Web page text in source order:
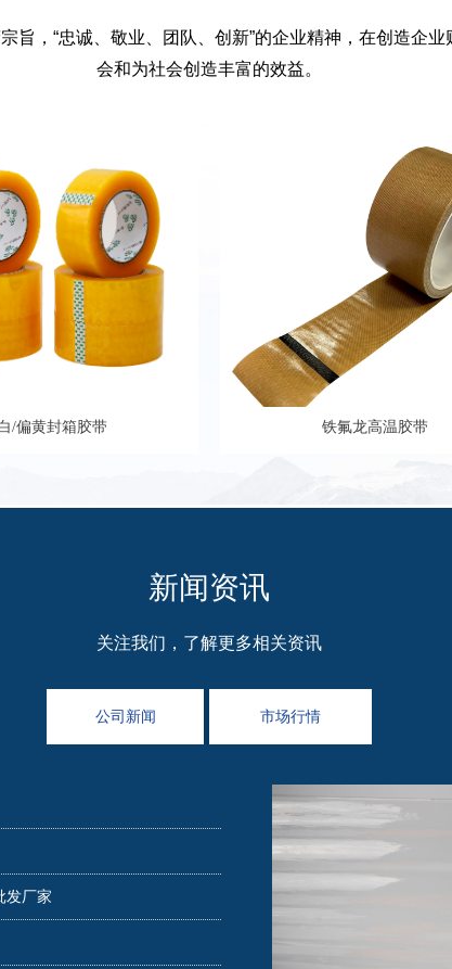
/偏黄封箱胶带 铁氟龙高温胶带
旨，“忠诚、敬业、团队、创新”的企业精神，在创造企
会和为社会创造丰富的效益。
新闻资讯
关注我们，了解更多相关资讯
发厂家
公司新闻 市场行情